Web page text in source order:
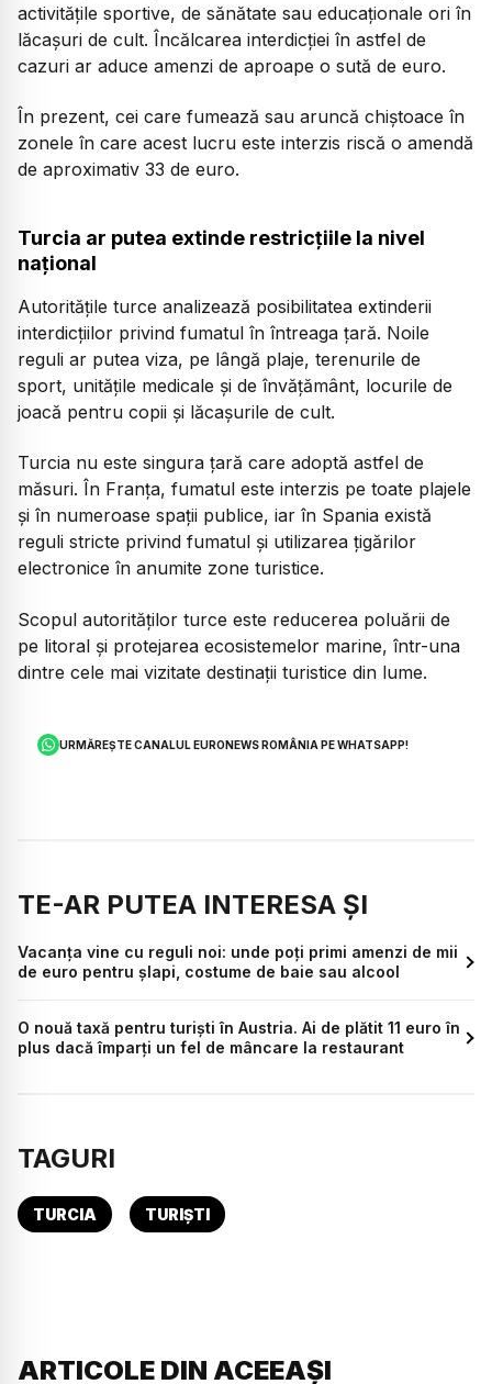
activitățile sportive, de sănătate sau educaționale ori în
lăcașuri de cult. Încălcarea interdicției în astfel de
cazuri ar aduce amenzi de aproape o sută de euro.
În prezent, cei care fumează sau aruncă chiștoace în
zonele în care acest lucru este interzis riscă o amendă
de aproximativ 33 de euro.
Turcia ar putea extinde restricțiile la nivel
național
Autoritățile turce analizează posibilitatea extinderii
interdicțiilor privind fumatul în întreaga țară. Noile
reguli ar putea viza, pe lângă plaje, terenurile de
sport, unitățile medicale și de învățământ, locurile de
joacă pentru copii și lăcașurile de cult.
Turcia nu este singura țară care adoptă astfel de
măsuri. În Franța, fumatul este interzis pe toate plajele
și în numeroase spații publice, iar în Spania există
reguli stricte privind fumatul și utilizarea țigărilor
electronice în anumite zone turistice.
Scopul autorităților turce este reducerea poluării de
pe litoral și protejarea ecosistemelor marine, într-una
dintre cele mai vizitate destinații turistice din lume.
URMĂREȘTE CANALUL EURONEWS ROMÂNIA PE WHATSAPP!
TE-AR PUTEA INTERESA ȘI
Vacanța vine cu reguli noi: unde poți primi amenzi de mii
de euro pentru șlapi, costume de baie sau alcool
O nouă taxă pentru turiști în Austria. Ai de plătit 11 euro în
plus dacă împarți un fel de mâncare la restaurant
TAGURI
TURCIA TURIȘTI
ARTICOLE DIN ACEEAȘI